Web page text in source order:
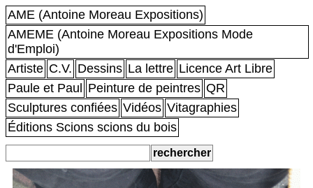
AME (Antoine Moreau Expositions)
AMEME (Antoine Moreau Expositions Mode
d'Emploi)
Artiste C.V. Dessins La lettre Licence Art Libre
Paule et Paul
Peinture de peintres QR
Sculptures confiées Vidéos Vitagraphies
Éditions Scions scions du bois